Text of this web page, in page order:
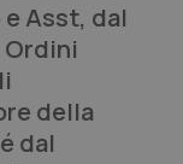
Asst, dal
della
dal